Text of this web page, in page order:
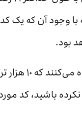
بود.
اکثر
مانند 1234 یا 8888